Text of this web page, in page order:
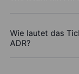
Wie lautet das
ADR?